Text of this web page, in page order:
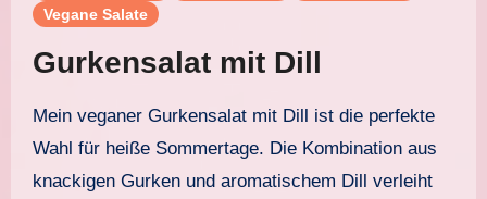
Vegane Salate
Gurkensalat mit Dill
Mein veganer Gurkensalat mit Dill ist die perfekte
Wahl für heiße Sommertage. Die Kombination aus
knackigen Gurken und aromatischem Dill verleiht